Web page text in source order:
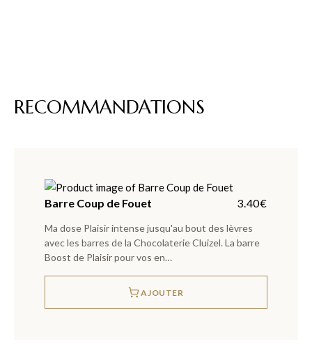
RECOMMANDATIONS
Barre Coup de Fouet 3.40€
Ma dose Plaisir intense jusqu'au bout des lèvres
avec les barres de la Chocolaterie Cluizel. La barre
Boost de Plaisir pour vos en…
AJOUTER